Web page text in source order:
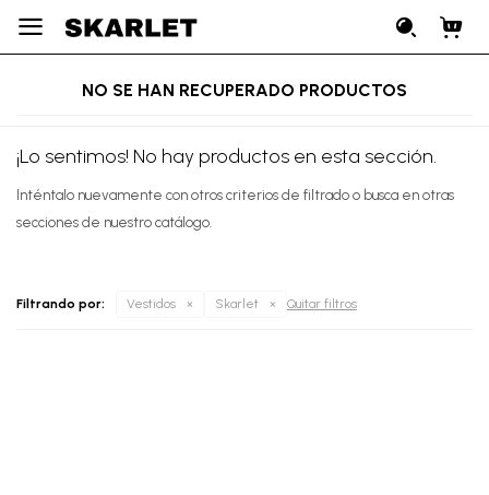

NO SE HAN RECUPERADO PRODUCTOS
¡Lo sentimos! No hay productos en esta sección.
Inténtalo nuevamente con otros criterios de filtrado o busca en otras
secciones de nuestro catálogo.
Filtrando por: Vestidos Skarlet Quitar filtros